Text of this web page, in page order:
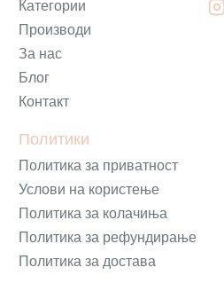
Категории
Производи
За нас
Блог
Контакт
Политики
Политика за приватност
Услови на користење
Политика за колачиња
Политика за рефундирање
Политика за достава